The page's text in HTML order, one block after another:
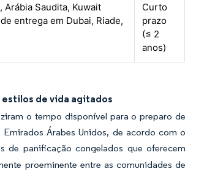
Arábia Saudita, Kuwait
entrega em Dubai, Riade,
Curto
prazo
(≤ 2
anos)
de vida agitados
o tempo disponível para o preparo de
Árabes Unidos, de acordo com o
de panificação congelados que oferecem
proeminente entre as comunidades de